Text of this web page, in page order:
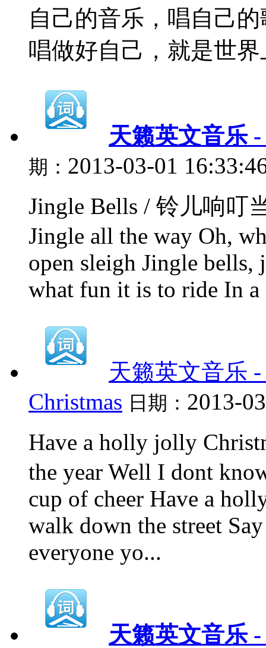
自己的音乐，唱自己
唱做好自己，就是世界
天籁英文音乐
期： 2013-03-01
Jingle Bells / 铃儿响叮
Jingle all the way Oh,
open sleigh Jingle
what fun it is to ride In a
天籁英文音乐
Christmas 日期： 2013-
Have a holly jolly
the year Well I dont
cup of cheer Have a
walk down the street
everyone yo...
天籁英文音乐